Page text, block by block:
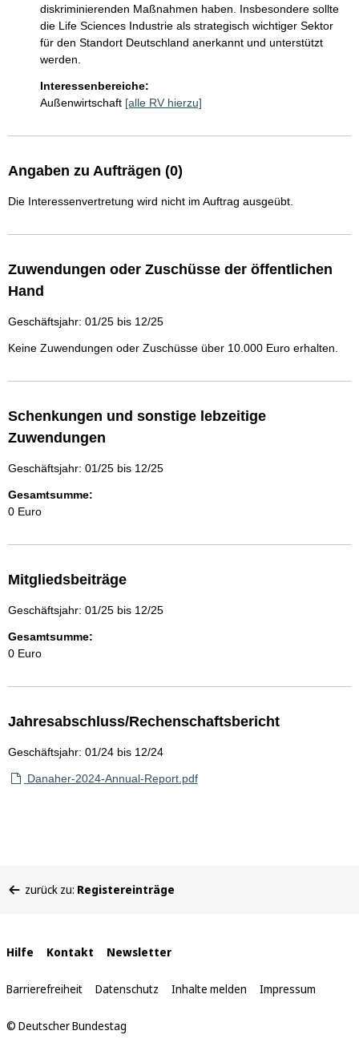
diskriminierenden Maßnahmen haben. Insbesondere sollte
die Life Sciences Industrie als strategisch wichtiger Sektor
für den Standort Deutschland anerkannt und unterstützt
werden.
Interessenbereiche:
Außenwirtschaft [alle RV hierzu]
Angaben zu Aufträgen (0)
Die Interessenvertretung wird nicht im Auftrag ausgeübt.
Zuwendungen oder Zuschüsse der öffentlichen
Hand
Geschäftsjahr: 01/25 bis 12/25
Keine Zuwendungen oder Zuschüsse über 10.000 Euro erhalten.
Schenkungen und sonstige lebzeitige
Zuwendungen
Geschäftsjahr: 01/25 bis 12/25
Gesamtsumme:
0 Euro
Mitgliedsbeiträge
Geschäftsjahr: 01/25 bis 12/25
Gesamtsumme:
0 Euro
Jahresabschluss/Rechenschaftsbericht
Geschäftsjahr: 01/24 bis 12/24
Danaher-2024-Annual-Report.pdf
befinden
zurück zu: Registereinträge
Interne
Links
Hilfe Kontakt Newsletter
Barrierefreiheit Datenschutz Inhalte melden Impressum
© Deutscher Bundestag